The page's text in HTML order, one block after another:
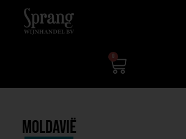
0
Moldavië